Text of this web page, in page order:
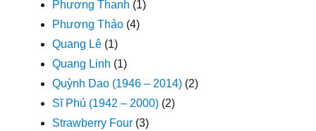
Phương Thanh (1)
Phương Thảo (4)
Quang Lê (1)
Quang Linh (1)
Quỳnh Dao (1946 – 2014) (2)
Sĩ Phú (1942 – 2000) (2)
Strawberry Four (3)